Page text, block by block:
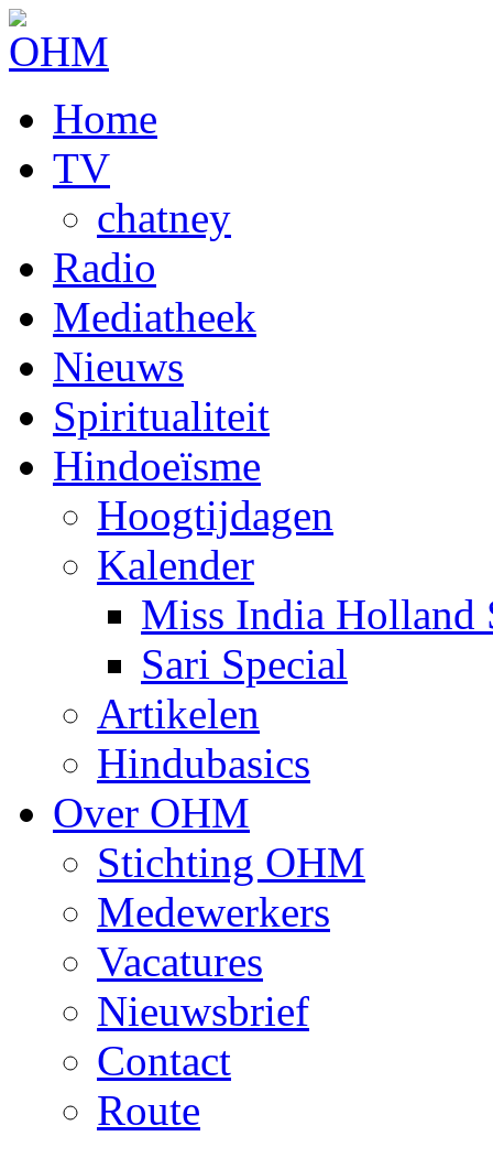
Home
TV
chatney
Radio
Mediatheek
Nieuws
Spiritualiteit
Hindoeïsme
Hoogtijdagen
Kalender
Miss India Holland
Sari Special
Artikelen
Hindubasics
Over OHM
Stichting OHM
Medewerkers
Vacatures
Nieuwsbrief
Contact
Route